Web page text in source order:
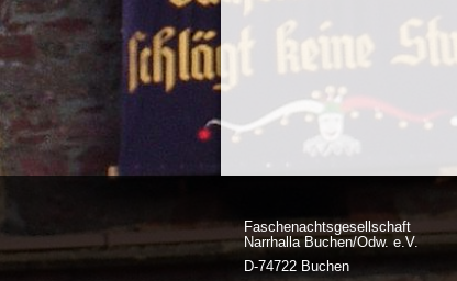
Faschenachtsgesellschaft
Narrhalla Buchen/Odw. e.V.
D-74722 Buchen